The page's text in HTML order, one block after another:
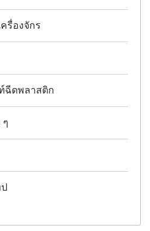
รื่องจักร
ฉีดพลาสติก
ๆ